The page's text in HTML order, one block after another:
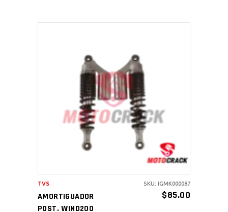
AÑADIR AL CARRITO
AMORTIGUADOR
POST. WIND200
$85.00
TVS SKU: IGMK000087